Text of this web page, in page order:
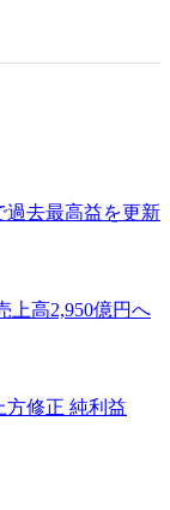
過去最高益を更新
上高2,950億円へ
方修正 純利益